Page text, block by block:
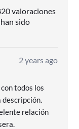
valoraciones
sido
2 years ago
todos los
relación